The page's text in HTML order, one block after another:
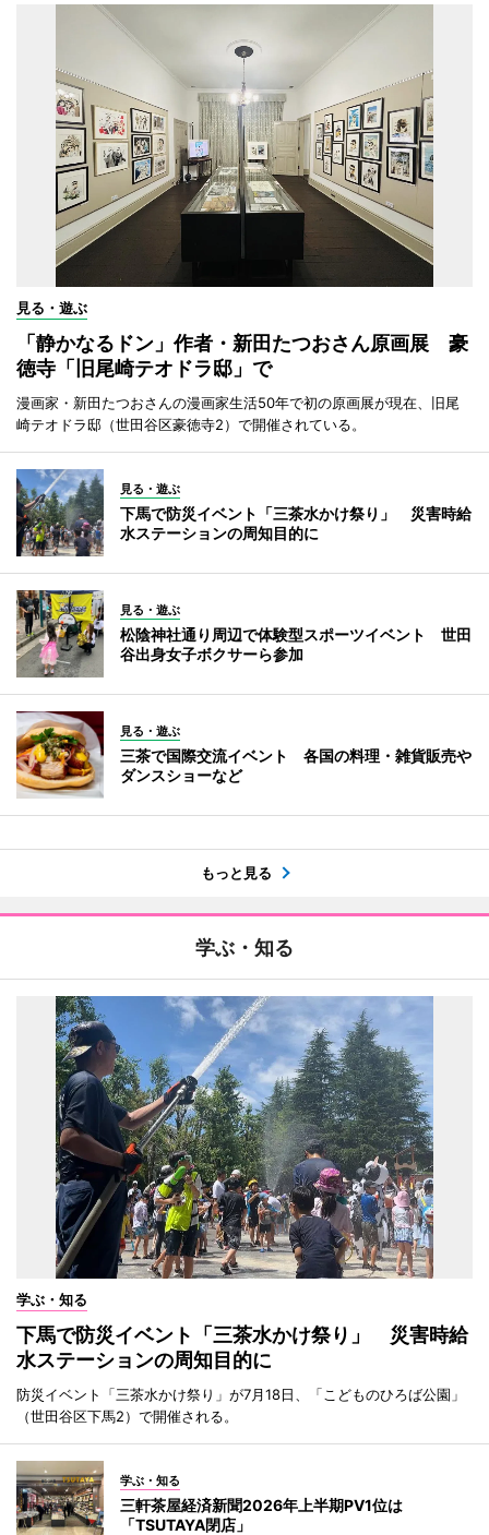
見る・遊ぶ
「静かなるドン」作者・新田たつおさん原画展 豪
徳寺「旧尾崎テオドラ邸」で
漫画家・新田たつおさんの漫画家生活50年で初の原画展が現在、旧尾
崎テオドラ邸（世田谷区豪徳寺2）で開催されている。
見る・遊ぶ
下馬で防災イベント「三茶水かけ祭り」 災害時給
水ステーションの周知目的に
見る・遊ぶ
松陰神社通り周辺で体験型スポーツイベント 世田
谷出身女子ボクサーら参加
見る・遊ぶ
三茶で国際交流イベント 各国の料理・雑貨販売や
ダンスショーなど
もっと見る
学ぶ・知る
学ぶ・知る
下馬で防災イベント「三茶水かけ祭り」 災害時給
水ステーションの周知目的に
防災イベント「三茶水かけ祭り」が7月18日、「こどものひろば公園」
（世田谷区下馬2）で開催される。
学ぶ・知る
三軒茶屋経済新聞2026年上半期PV1位は
「TSUTAYA閉店」